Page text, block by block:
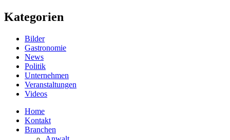
Kategorien
Bilder
Gastronomie
News
Politik
Unternehmen
Veranstaltungen
Videos
Home
Kontakt
Branchen